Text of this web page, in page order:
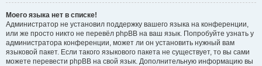
Моего языка нет в списке!
Администратор не установил поддержку вашего языка на конференции,
или же просто никто не перевёл phpBB на ваш язык. Попробуйте узнать у
администратора конференции, может ли он установить нужный вам
языковой пакет. Если такого языкового пакета не существует, то вы сами
можете перевести phpBB на свой язык. Дополнительную информацию вы